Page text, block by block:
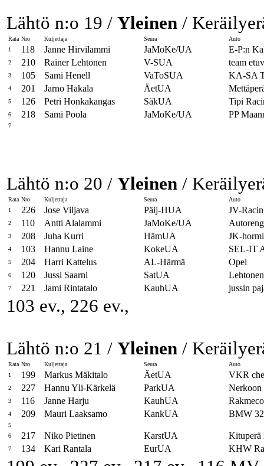
Lähtö n:o 19 / Yleinen /
Rata Nro Kuljettaja Seura
Auto
1
118 Janne Hirvilammi JaMoKe/UA E-P:n
2 210 Rainer Lehtonen V-SUA team
3 105 Sami Henell VaToSUA KA-SA
4 201 Jarno Hakala ÄetUA
5 126 Petri Honkakangas SäkUA Tipi
6 218 Sami Poola JaMoKe/UA PP
7
Lähtö n:o 20 / Yleinen /
Rata Nro Kuljettaja Seura
Auto
1
226 Jose Viljava Päij-HUA JV-
2 110 Antti Alalammi JaMoKe/UA
3 208 Juha Kurri HämUA JK-
4 103 Hannu Laine KokeUA SEL-IT
5 204 Harri Kattelus AL-Härmä Opel
6 120 Jussi Saarni SatUA
7 221 Jami Rintatalo KauhUA jussin
103 ev., 226 ev.,
Lähtö n:o 21 / Yleinen /
Rata Nro Kuljettaja Seura
Auto
1
199 Markus Mäkitalo ÄetUA VKR
2 227 Hannu Yli-Kärkelä ParkUA Nerkoon
3 116 Janne Harju KauhUA
4 209 Mauri Laaksamo KankUA BMW
5
6
217 Niko Pietinen KarstUA Kituperä
7 134 Kari Rantala EurUA KHW